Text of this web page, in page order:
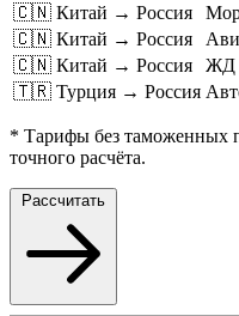
🇨🇳 Китай → Россия
🇨🇳 Китай → Россия
🇨🇳 Китай → Россия
ЖД
🇹🇷 Турция → Россия
* Тарифы без таможенных
точного расчёта.
Рассчитать